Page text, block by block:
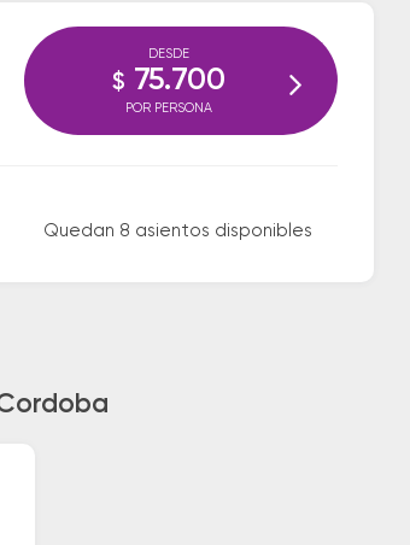
Quedan 8 asientos disponibles
DESDE
$ 75.700
POR PERSONA